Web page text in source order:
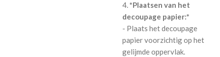
4.*Plaatsen van het
decoupage papier:*
- Plaats het decoupage
papier voorzichtig op het
gelijmde oppervlak.